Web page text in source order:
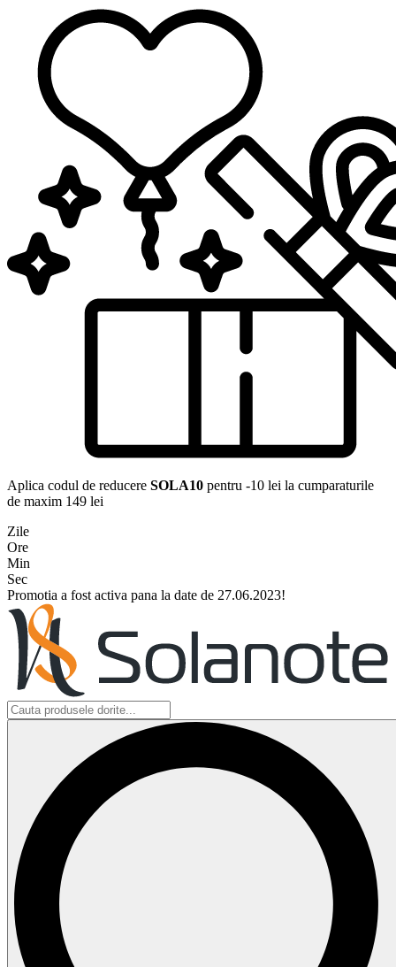
conținut
Aplica codul de reducere SOLA10 pentru -10 lei la cumparaturile
de maxim 149 lei
Zile
Ore
Min
Sec
Promotia a fost activa pana la date de 27.06.2023!
Search
...